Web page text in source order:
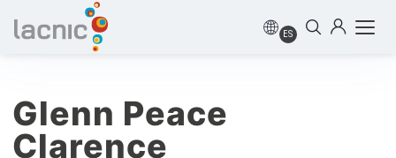
ES
Glenn Peace
Clarence